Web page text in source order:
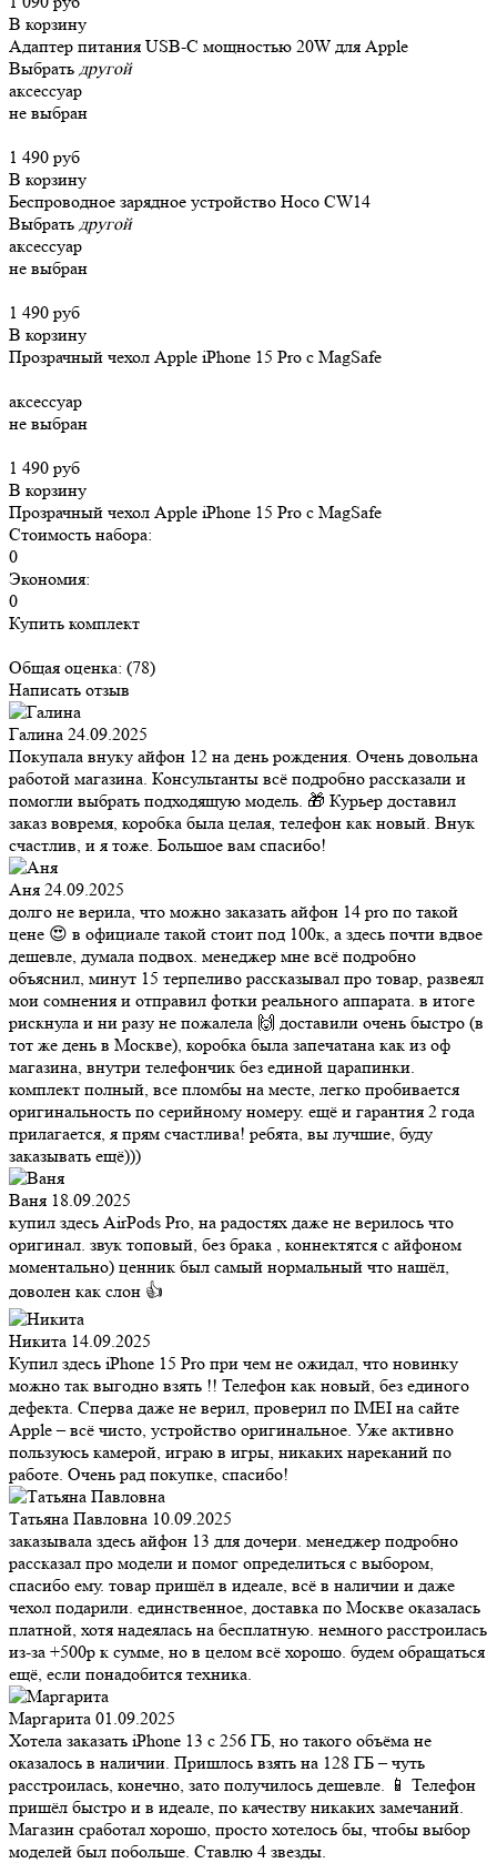
В корзину
Адаптер питания USB-C мощностью 20W для Apple
Выбрать другой
аксессуар
не выбран
1 490 руб
В корзину
Беспроводное зарядное устройство Hoco CW14
Выбрать другой
аксессуар
не выбран
1 490 руб
В корзину
Прозрачный чехол Apple iPhone 15 Pro c MagSafe
аксессуар
не выбран
1 490 руб
В корзину
Прозрачный чехол Apple iPhone 15 Pro c MagSafe
Стоимость набора:
0
Экономия:
0
Купить комплект
Общая оценка: (78)
Написать отзыв
Галина 24.09.2025
Покупала внуку айфон 12 на день рождения. Очень довольна
работой магазина. Консультанты всё подробно рассказали и
помогли выбрать подходящую модель. 🎁 Курьер доставил
заказ вовремя, коробка была целая, телефон как новый. Внук
счастлив, и я тоже. Большое вам спасибо!
Аня 24.09.2025
долго не верила, что можно заказать айфон 14 pro по такой
цене 😍 в официале такой стоит под 100к, а здесь почти вдвое
дешевле, думала подвох. менеджер мне всё подробно
объяснил, минут 15 терпеливо рассказывал про товар, развеял
мои сомнения и отправил фотки реального аппарата. в итоге
рискнула и ни разу не пожалела 🙌 доставили очень быстро (в
тот же день в Москве), коробка была запечатана как из оф
магазина, внутри телефончик без единой царапинки.
комплект полный, все пломбы на месте, легко пробивается
оригинальность по серийному номеру. ещё и гарантия 2 года
прилагается, я прям счастлива! ребята, вы лучшие, буду
заказывать ещё)))
Ваня 18.09.2025
купил здесь AirPods Pro, на радостях даже не верилось что
оригинал. звук топовый, без брака , коннектятся с айфоном
моментально) ценник был самый нормальный что нашёл,
доволен как слон 👍
Никита 14.09.2025
Купил здесь iPhone 15 Pro при чем не ожидал, что новинку
можно так выгодно взять !! Телефон как новый, без единого
дефекта. Сперва даже не верил, проверил по IMEI на сайте
Apple – всё чисто, устройство оригинальное. Уже активно
пользуюсь камерой, играю в игры, никаких нареканий по
работе. Очень рад покупке, спасибо!
Татьяна Павловна 10.09.2025
заказывала здесь айфон 13 для дочери. менеджер подробно
рассказал про модели и помог определиться с выбором,
спасибо ему. товар пришёл в идеале, всё в наличии и даже
чехол подарили. единственное, доставка по Москве оказалась
платной, хотя надеялась на бесплатную. немного расстроилась
из-за +500р к сумме, но в целом всё хорошо. будем обращаться
ещё, если понадобится техника.
Маргарита 01.09.2025
Хотела заказать iPhone 13 с 256 ГБ, но такого объёма не
оказалось в наличии. Пришлось взять на 128 ГБ – чуть
расстроилась, конечно, зато получилось дешевле. 📱 Телефон
пришёл быстро и в идеале, по качеству никаких замечаний.
Магазин сработал хорошо, просто хотелось бы, чтобы выбор
моделей был побольше. Ставлю 4 звезды.